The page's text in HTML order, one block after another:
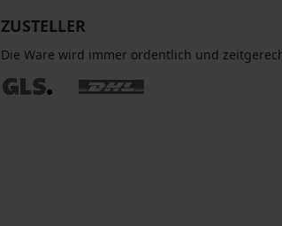
ZUSTELLER
Die Ware wird immer ordentlich und